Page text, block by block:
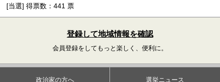
[当選] 得票数：441 票
登録して地域情報を確認
会員登録をしてもっと楽しく、便利に。
政治家の方へ 選挙ニュース